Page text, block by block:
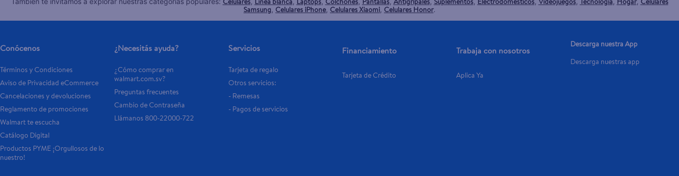
Samsung, Celulares iPhone, Celulares Xiaomi, Celulares Honor.
Conócenos
Términos y Condiciones
Aviso de Privacidad eCommerce
Cancelaciones y devoluciones
Reglamento de promociones
Walmart te escucha
Catálogo Digital
Productos PYME ¡Orgullosos de lo
nuestro!
¿Necesitás ayuda?
¿Cómo comprar en
walmart.com.sv?
Preguntas frecuentes
Cambio de Contraseña
Llámanos 800-22000-722
Servicios
Tarjeta de regalo
Otros servicios:
- Remesas
- Pagos de servicios
Financiamiento
Tarjeta de Crédito
Trabaja con nosotros
Aplica Ya
Descarga nuestra App
Descarga nuestras app